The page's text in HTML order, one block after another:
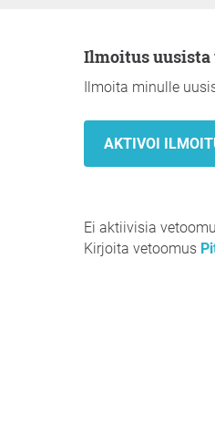
Ilmoitus
Ilmoita minulle
Ei aktiivisia
Kirjoita vetoomus